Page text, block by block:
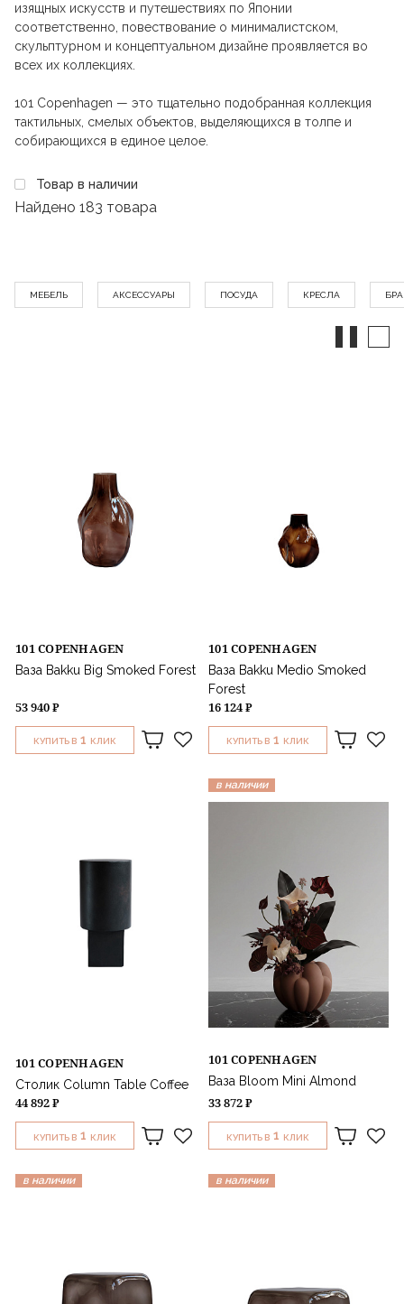
изящных искусств и путешествиях по Японии
соответственно, повествование о минималистском,
скульптурном и концептуальном дизайне проявляется во
всех их коллекциях.
101 Copenhagen — это тщательно подобранная коллекция
тактильных, смелых объектов, выделяющихся в толпе и
собирающихся в единое целое.
Товар в наличии
Найдено 183 товара
МЕБЕЛЬ АКСЕССУАРЫ ПОСУДА КРЕСЛА БРА
101 COPENHAGEN
Ваза Bakku Big Smoked Forest
53 940 ₽
КУПИТЬ В 1 КЛИК
101 COPENHAGEN
Ваза Bakku Medio Smoked
Forest
16 124 ₽
КУПИТЬ В 1 КЛИК
101 COPENHAGEN
Столик Column Table Coffee
44 892 ₽
КУПИТЬ В 1 КЛИК
в наличии
101 COPENHAGEN
Ваза Bloom Mini Almond
33 872 ₽
КУПИТЬ В 1 КЛИК
в наличии в наличии